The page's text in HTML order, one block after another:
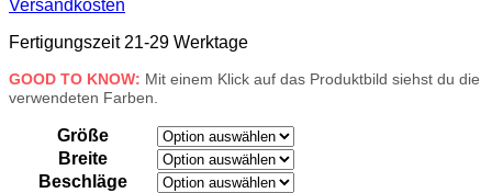
Versandkosten
Fertigungszeit 21-29 Werktage
GOOD TO KNOW: Mit einem Klick auf das Produktbild siehst du die
verwendeten Farben.
Größe
Breite
Beschläge